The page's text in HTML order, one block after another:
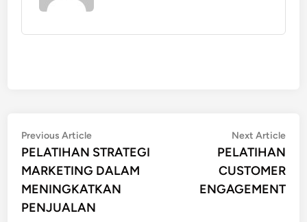
Post
navigation
Previous ArticlePrevious
article:
PELATIHAN STRATEGI
MARKETING DALAM
MENINGKATKAN
PENJUALAN
Next Article
PELATIHAN
CUSTOMER
ENGAGEMENT